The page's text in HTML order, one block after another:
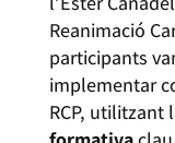
Reanimació
participants
implementar
RCP, utilitzant